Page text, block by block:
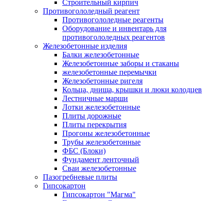
Строительный кирпич
Противогололедный реагент
Противогололедные реагенты
Оборудование и инвентарь для
противогололедных реагентов
Железобетонные изделия
Балки железобетонные
Железобетонные заборы и стаканы
железобетонные перемычки
Железобетонные ригеля
Кольца, днища, крышки и люки колодцев
Лестничные марши
Лотки железобетонные
Плиты дорожные
Плиты перекрытия
Прогоны железобетонные
Трубы железобетонные
ФБС (Блоки)
Фундамент ленточный
Сваи железобетонные
Пазогребневые плиты
Гипсокартон
Гипсокартон "Магма"